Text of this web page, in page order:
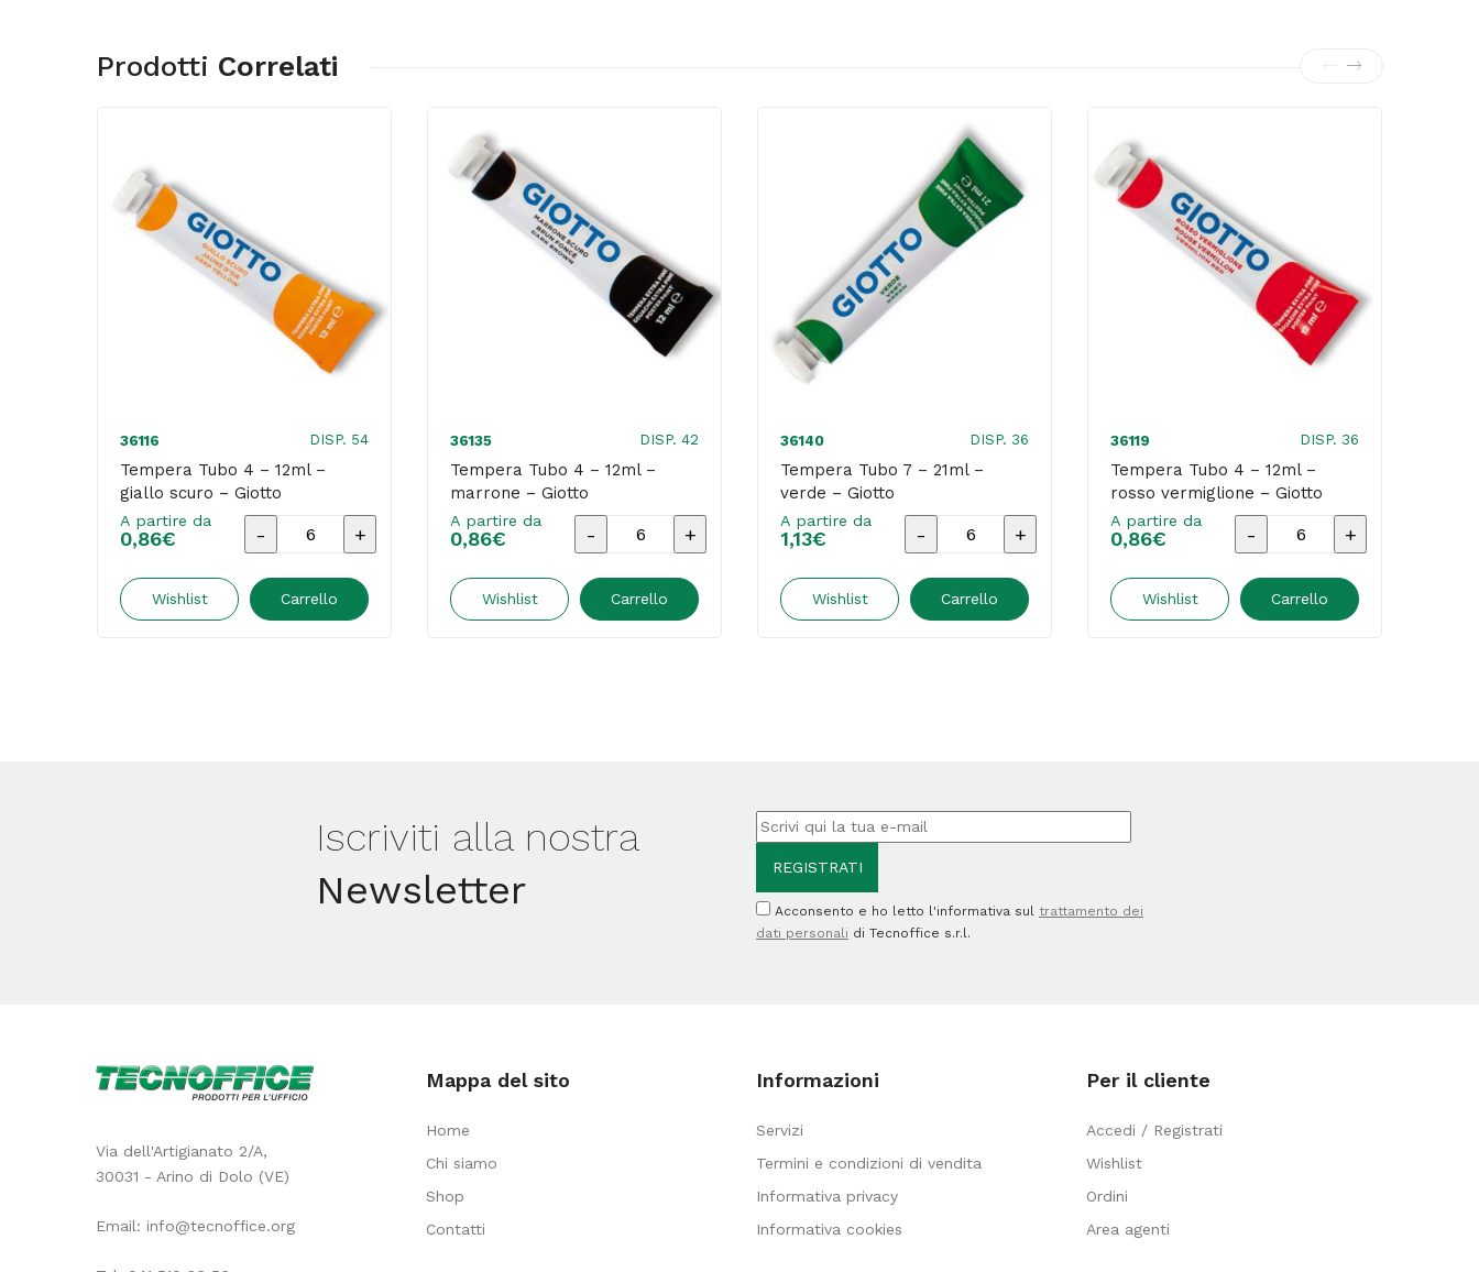
Prodotti Correlati
36116 DISP. 54
Tempera Tubo 4 – 12ml –
giallo scuro – Giotto
A partire da
0,86€
Tempera
4
Wishlist Carrello
36135 DISP. 42
Tempera Tubo 4 – 12ml –
marrone – Giotto
A partire da
0,86€
Tempera
4
quantità
Wishlist Carrello
36140 DISP. 36
Tempera Tubo 7 – 21ml –
verde – Giotto
A partire da
1,13€
Tempera
7
quantità
Wishlist Carrello
36119 DISP. 36
Tempera Tubo 4 – 12ml –
rosso vermiglione – Giotto
A partire da
0,86€
Tempera
4
Wishlist Carrello
Iscriviti alla nostra
Newsletter
Acconsento e ho letto l'informativa sul trattamento dei
dati personali di Tecnoffice s.r.l.
Via dell'Artigianato 2/A,
30031 - Arino di Dolo (VE)
Email: info@tecnoffice.org
Mappa del sito
Home
Chi siamo
Shop
Contatti
Informazioni
Servizi
Termini e condizioni di vendita
Informativa privacy
Informativa cookies
Per il cliente
Accedi / Registrati
Wishlist
Ordini
Area agenti